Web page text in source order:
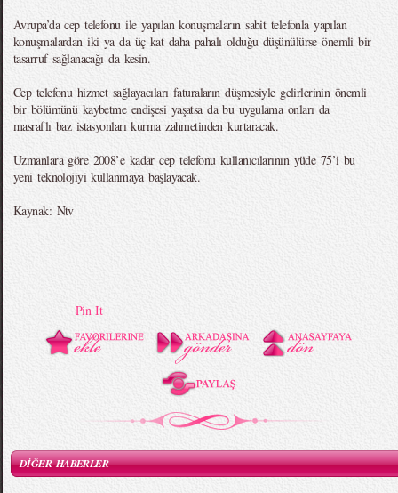
Avrupa’da cep telefonu ile yapılan konuşmaların sabit telefonla yapılan
konuşmalardan iki ya da üç kat daha pahalı olduğu düşünülürse önemli bir
tasarruf sağlanacağı da kesin.
Cep telefonu hizmet sağlayacıları faturaların düşmesiyle gelirlerinin önemli
bir bölümünü kaybetme endişesi yaşatsa da bu uygulama onları da
masraflı baz istasyonları kurma zahmetinden kurtaracak.
Uzmanlara göre 2008’e kadar cep telefonu kullanıcılarının yüde 75’i bu
yeni teknolojiyi kullanmaya başlayacak.
Kaynak: Ntv
Pin It
DİĞER HABERLER